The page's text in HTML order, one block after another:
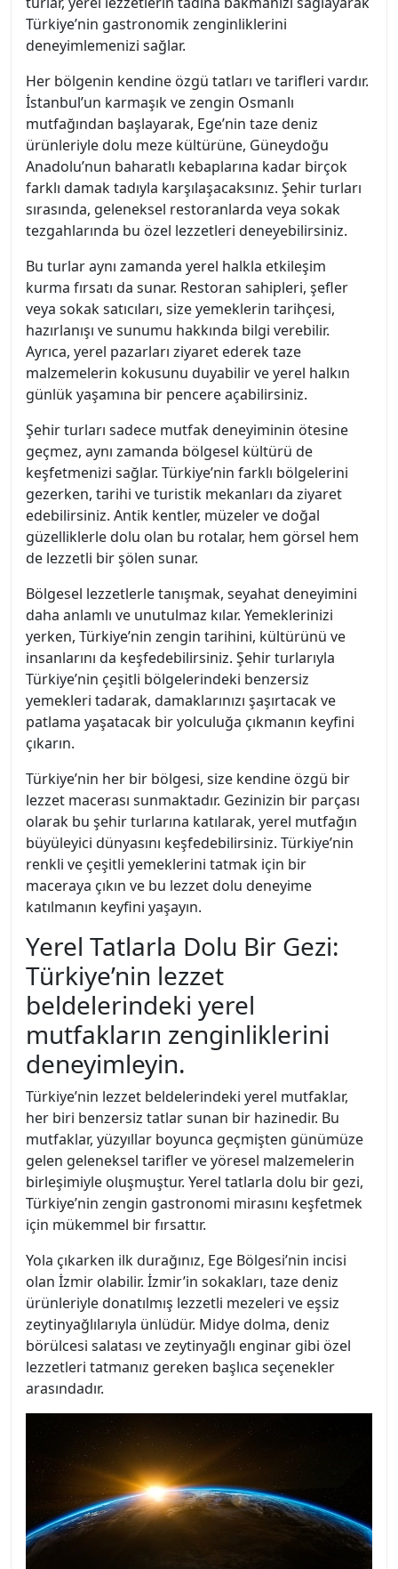
Türkiye’nin gastronomik zenginliklerini
deneyimlemenizi sağlar.
Her bölgenin kendine özgü tatları ve tarifleri vardır.
İstanbul’un karmaşık ve zengin Osmanlı
mutfağından başlayarak, Ege’nin taze deniz
ürünleriyle dolu meze kültürüne, Güneydoğu
Anadolu’nun baharatlı kebaplarına kadar birçok
farklı damak tadıyla karşılaşacaksınız. Şehir turları
sırasında, geleneksel restoranlarda veya sokak
tezgahlarında bu özel lezzetleri deneyebilirsiniz.
Bu turlar aynı zamanda yerel halkla etkileşim
kurma fırsatı da sunar. Restoran sahipleri, şefler
veya sokak satıcıları, size yemeklerin tarihçesi,
hazırlanışı ve sunumu hakkında bilgi verebilir.
Ayrıca, yerel pazarları ziyaret ederek taze
malzemelerin kokusunu duyabilir ve yerel halkın
günlük yaşamına bir pencere açabilirsiniz.
Şehir turları sadece mutfak deneyiminin ötesine
geçmez, aynı zamanda bölgesel kültürü de
keşfetmenizi sağlar. Türkiye’nin farklı bölgelerini
gezerken, tarihi ve turistik mekanları da ziyaret
edebilirsiniz. Antik kentler, müzeler ve doğal
güzelliklerle dolu olan bu rotalar, hem görsel hem
de lezzetli bir şölen sunar.
Bölgesel lezzetlerle tanışmak, seyahat deneyimini
daha anlamlı ve unutulmaz kılar. Yemeklerinizi
yerken, Türkiye’nin zengin tarihini, kültürünü ve
insanlarını da keşfedebilirsiniz. Şehir turlarıyla
Türkiye’nin çeşitli bölgelerindeki benzersiz
yemekleri tadarak, damaklarınızı şaşırtacak ve
patlama yaşatacak bir yolculuğa çıkmanın keyfini
çıkarın.
Türkiye’nin her bir bölgesi, size kendine özgü bir
lezzet macerası sunmaktadır. Gezinizin bir parçası
olarak bu şehir turlarına katılarak, yerel mutfağın
büyüleyici dünyasını keşfedebilirsiniz. Türkiye’nin
renkli ve çeşitli yemeklerini tatmak için bir
maceraya çıkın ve bu lezzet dolu deneyime
katılmanın keyfini yaşayın.
Yerel Tatlarla Dolu Bir Gezi:
Türkiye’nin lezzet
beldelerindeki yerel
mutfakların zenginliklerini
deneyimleyin.
Türkiye’nin lezzet beldelerindeki yerel mutfaklar,
her biri benzersiz tatlar sunan bir hazinedir. Bu
mutfaklar, yüzyıllar boyunca geçmişten günümüze
gelen geleneksel tarifler ve yöresel malzemelerin
birleşimiyle oluşmuştur. Yerel tatlarla dolu bir gezi,
Türkiye’nin zengin gastronomi mirasını keşfetmek
için mükemmel bir fırsattır.
Yola çıkarken ilk durağınız, Ege Bölgesi’nin incisi
olan İzmir olabilir. İzmir’in sokakları, taze deniz
ürünleriyle donatılmış lezzetli mezeleri ve eşsiz
zeytinyağlılarıyla ünlüdür. Midye dolma, deniz
börülcesi salatası ve zeytinyağlı enginar gibi özel
lezzetleri tatmanız gereken başlıca seçenekler
arasındadır.